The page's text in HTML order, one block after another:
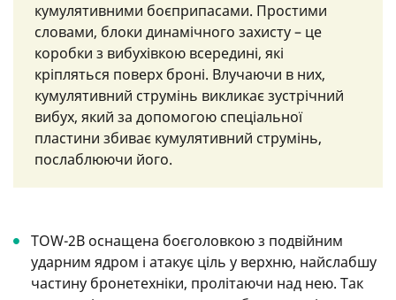
кумулятивними боєприпасами. Простими
словами, блоки динамічного захисту – це
коробки з вибухівкою всередині, які
кріпляться поверх броні. Влучаючи в них,
кумулятивний струмінь викликає зустрічний
вибух, який за допомогою спеціальної
пластини збиває кумулятивний струмінь,
послаблюючи його.
TOW-2B оснащена боєголовкою з подвійним
ударним ядром і атакує ціль у верхню, найслабшу
частину бронетехніки, пролітаючи над нею. Так